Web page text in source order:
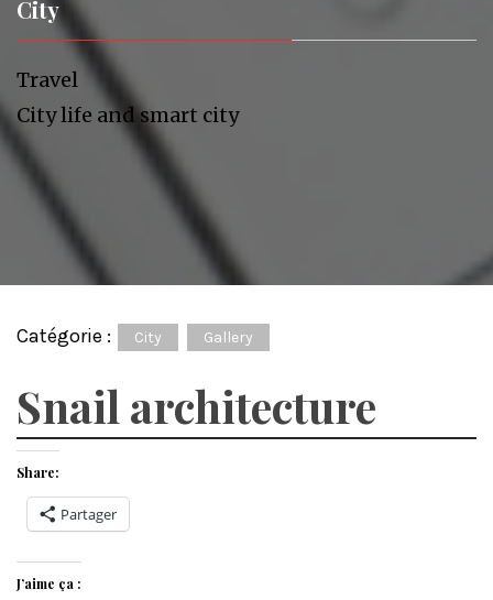
City
Travel
City life and smart city
Catégorie : City Gallery
Snail architecture
Share:
Partager
J’aime ça :